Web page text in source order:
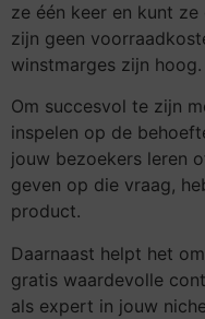
ze één keer en kunt
zijn geen
winstmarges zijn hoog.
Om succesvol te zijn
inspelen op de
jouw bezoekers leren
geven op die vraag,
product.
Daarnaast helpt het
gratis waardevolle
als expert in jouw